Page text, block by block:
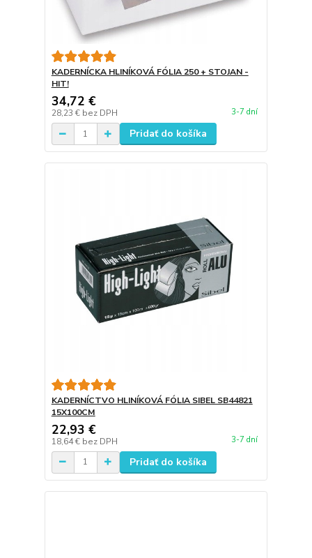
KADERNÍCKA HLINÍKOVÁ FÓLIA 250 + STOJAN -
HIT!
34,72 €
28,23 € bez DPH 3-7 dní
Pridať do košíka
KADERNÍCTVO HLINÍKOVÁ FÓLIA SIBEL SB44821
15X100CM
22,93 €
18,64 € bez DPH 3-7 dní
Pridať do košíka